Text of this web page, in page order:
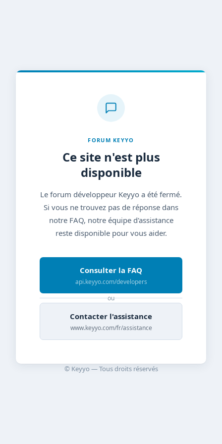
FORUM KEYYO
Ce site n'est plus
disponible
Le forum développeur Keyyo a été fermé.
Si vous ne trouvez pas de réponse dans
notre FAQ, notre équipe d'assistance
reste disponible pour vous aider.
Consulter la FAQ
api.keyyo.com/developers
ou
Contacter l'assistance
www.keyyo.com/fr/assistance
© Keyyo — Tous droits réservés